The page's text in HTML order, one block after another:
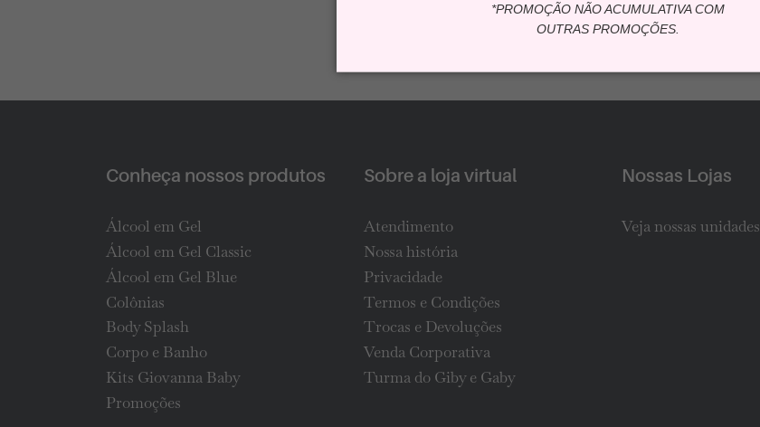
*PROMOÇÃO NÃO ACUMULATIVA COM
OUTRAS PROMOÇÕES.
Conheça nossos produtos
Álcool em Gel
Álcool em Gel Classic
Álcool em Gel Blue
Colônias
Body Splash
Corpo e Banho
Kits Giovanna Baby
Promoções
Sobre a loja virtual
Atendimento
Nossa história
Privacidade
Termos e Condições
Trocas e Devoluções
Venda Corporativa
Turma do Giby e Gaby
Nossas Lojas
Veja nossas unidades